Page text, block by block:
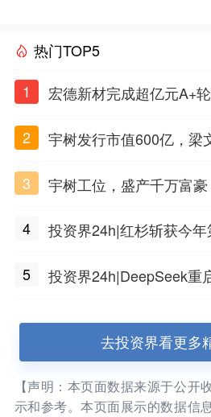
热门TOP5
1
宏德新材完成超亿元A+
2
宇树发行市值600亿，梁
3 宇树工位，盛产千万富豪
4
投资界24h|红杉斩获今
水
5
投资界24h|DeepSeek重
去投资界看更多
【声明：本页面数据来源于公开
示和参考。本页面展示的数据信